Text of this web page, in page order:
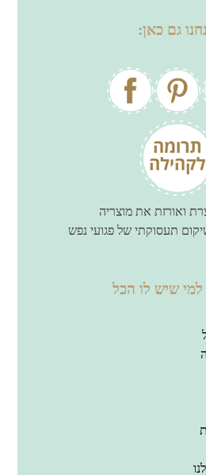
גם כאן:
ואורזת את מוצריה
תעסוקתי של פגועי נפש
שיש לו הכל